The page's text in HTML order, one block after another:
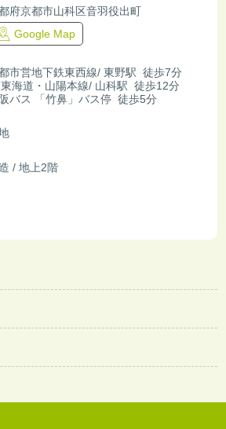
府京都市山科区音羽役出町
Google Map
市営地下鉄東西線/ 東野駅 徒歩7分
海道・山陽本線/ 山科駅 徒歩12分
バス 「竹鼻」バス停 徒歩5分
/ 地上2階